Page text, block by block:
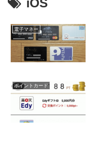
iOS
電子マネー
ポイントカード